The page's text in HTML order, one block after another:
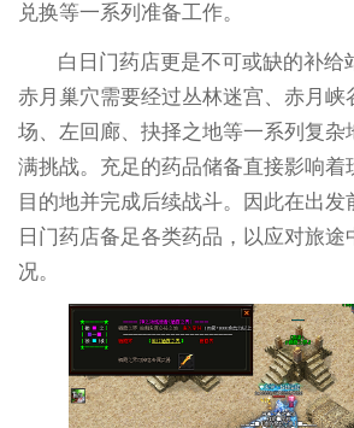
兑换等一系列准备工作。
白日门药店更是不可或缺的补给
赤月巢穴需要经过丛林迷宫、赤月峡
场、左回廊、抉择之地等一系列复杂
满挑战。充足的药品储备直接影响着
目的地并完成后续战斗。因此在出发
日门药店备足各类药品，以应对旅途
况。